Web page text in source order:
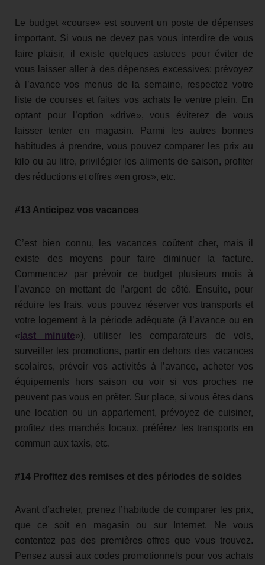
Le budget «course» est souvent un poste de dépenses
important. Si vous ne devez pas vous interdire de vous
faire plaisir, il existe quelques astuces pour éviter de
vous laisser aller à des dépenses excessives: prévoyez
à l’avance vos menus de la semaine, respectez votre
liste de courses et faites vos achats le ventre plein. En
optant pour l’option «drive», vous éviterez de vous
laisser tenter en magasin. Parmi les autres bonnes
habitudes à prendre, vous pouvez comparer les prix au
kilo ou au litre, privilégier les aliments de saison, profiter
des réductions et offres «en gros», etc.
#13 Anticipez vos vacances
C’est bien connu, les vacances coûtent cher, mais il
existe des moyens pour faire diminuer la facture.
Commencez par prévoir ce budget plusieurs mois à
l’avance en mettant de l’argent de côté. Ensuite, pour
réduire les frais, vous pouvez réserver vos transports et
votre logement à la période adéquate (à l’avance ou en
« last minute»), utiliser les comparateurs de vols,
surveiller les promotions, partir en dehors des vacances
scolaires, prévoir vos activités à l’avance, acheter vos
équipements hors saison ou voir si vos proches ne
peuvent pas vous en prêter. Sur place, si vous êtes dans
une location ou un appartement, prévoyez de cuisiner,
profitez des marchés locaux, préférez les transports en
commun aux taxis, etc.
#14 Profitez des remises et des périodes de soldes
Avant d’acheter, prenez l’habitude de comparer les prix,
que ce soit en magasin ou sur Internet. Ne vous
contentez pas des premières offres que vous trouvez.
Pensez aussi aux codes promotionnels pour vos achats